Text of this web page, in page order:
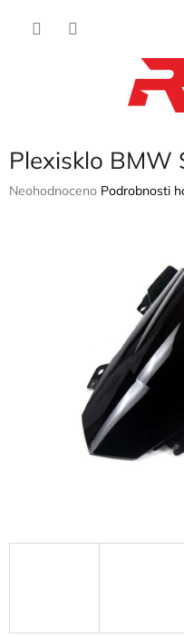
Plexisklo
Průměrné
Neohodnoceno Podrobnosti